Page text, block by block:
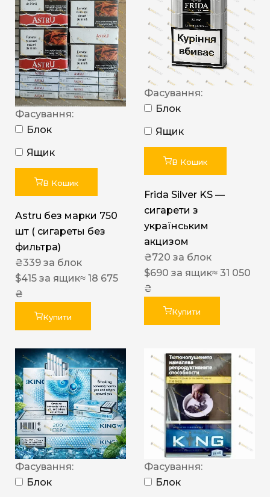
Фасування:
Блок
Ящик
В Кошик
Astru без марки 750
шт ( сигареты без
фильтра)
₴339 за блок
$415 за ящик≈ 18 675
₴
Купити
Фасування:
Блок
Ящик
В Кошик
Frida Silver KS —
сигарети з
українським
акцизом
₴720 за блок
$690 за ящик≈ 31 050
₴
Купити
Фасування:
Блок
Фасування:
Блок